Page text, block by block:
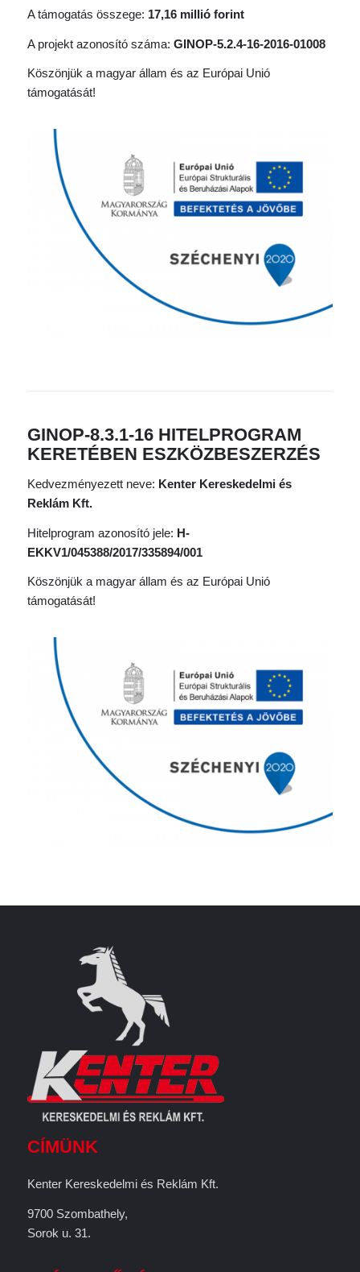
A támogatás összege: 17,16 millió forint
A projekt azonosító száma: GINOP-5.2.4-16-2016-01008
Köszönjük a magyar állam és az Európai Unió
támogatását!
GINOP-8.3.1-16 HITELPROGRAM
KERETÉBEN ESZKÖZBESZERZÉS
Kedvezményezett neve: Kenter Kereskedelmi és
Reklám Kft.
Hitelprogram azonosító jele: H-
EKKV1/045388/2017/335894/001
Köszönjük a magyar állam és az Európai Unió
támogatását!
CÍMÜNK
Kenter Kereskedelmi és Reklám Kft.
9700 Szombathely,
Sorok u. 31.